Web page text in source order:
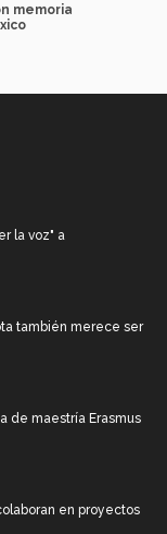
memoria
la voz" a
también merece ser
de maestría Erasmus
en proyectos